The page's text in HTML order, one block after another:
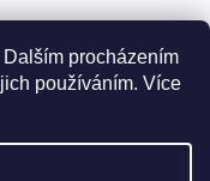
procházením
používáním. Více